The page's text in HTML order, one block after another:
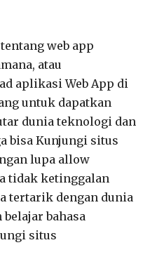
web app
atau
aplikasi Web App di
untuk dapatkan
dunia teknologi dan
bisa Kunjungi situs
lupa allow
tidak ketinggalan
tertarik dengan dunia
bahasa
situs